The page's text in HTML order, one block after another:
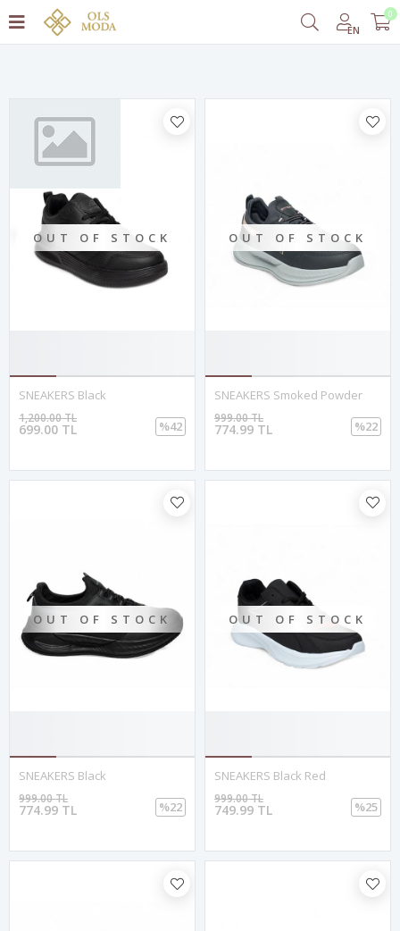
EN
0
Filter
OUT OF STOCK
SNEAKERS Black
699.00 TL
1,200.00 TL
%42
OUT OF STOCK
SNEAKERS Smoked Powder
774.99 TL
999.00 TL
%22
OUT OF STOCK
SNEAKERS Black
774.99 TL
999.00 TL
%22
OUT OF STOCK
SNEAKERS Black Red
749.99 TL
999.00 TL
%25